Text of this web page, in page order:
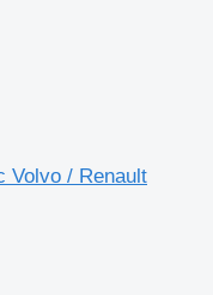
Volvo / Renault